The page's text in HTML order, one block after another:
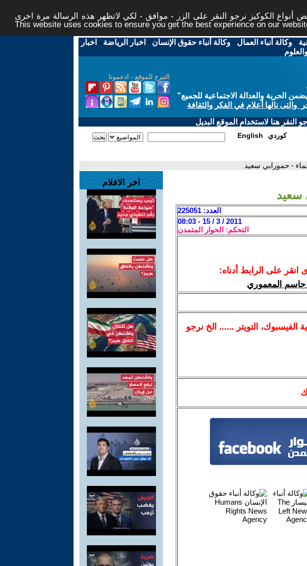
الكوكيز نرجو النقر على الزر - موافق - لكي لاتظهر هذه الرسالة مرة اخرى -
This website uses cookies to ensure you get the best experience on our
-وكالة أنباء العمال -وكالة أنباء حقوق الإنسان - اخبار الرياضة - اخبار
التبرع للموقع - ادعمونا
والعدالة الاجتماعية للجميع"
نالها أعلام في الفكر والثقافة
النقر هنا لاستخدام الموقع البديل
English كوردي
- حمورابي سعيد
سعيد
العدد: 225051
2011 / 3 / 15 - 08:03
التحكم: الحوار المتمدن
انقر على الرابط أدناه:
المعموري
الفيسبوك، التويتر ...... الخ نرجو
اخر الافلام